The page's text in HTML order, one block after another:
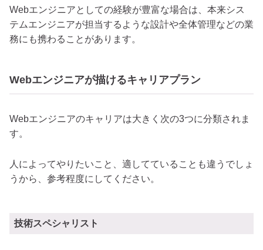
Webエンジニアとしての経験が豊富な場合は、本来シス
テムエンジニアが担当するような設計や全体管理などの業
務にも携わることがあります。
Webエンジニアが描けるキャリアプラン
Webエンジニアのキャリアは大きく次の3つに分類されま
す。
人によってやりたいこと、適してていることも違うでしょ
うから、参考程度にしてください。
技術スペシャリスト